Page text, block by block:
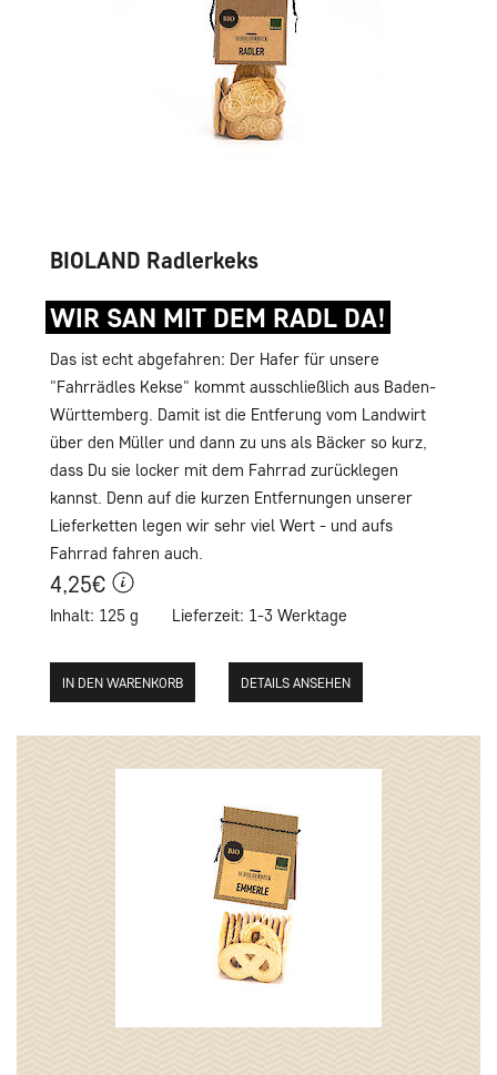
BIOLAND Radlerkeks
WIR SAN MIT DEM RADL DA!
Das ist echt abgefahren: Der Hafer für unsere
"Fahrrädles Kekse" kommt ausschließlich aus Baden-
Württemberg. Damit ist die Entferung vom Landwirt
über den Müller und dann zu uns als Bäcker so kurz,
dass Du sie locker mit dem Fahrrad zurücklegen
kannst. Denn auf die kurzen Entfernungen unserer
Lieferketten legen wir sehr viel Wert - und aufs
Fahrrad fahren auch.
4,25€
Inhalt: 125 g Lieferzeit: 1-3 Werktage
DETAILS ANSEHEN